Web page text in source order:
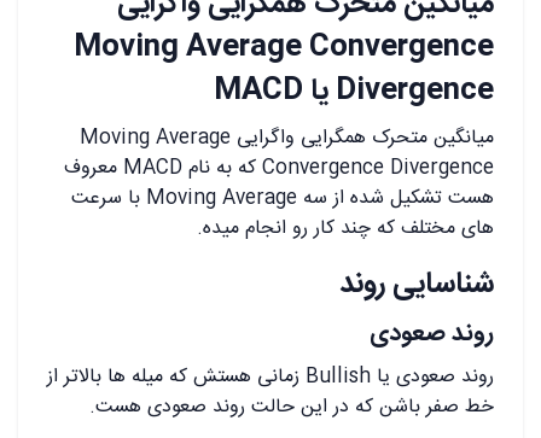
Moving Average Convergence
Divergence یا MACD
میانگین متحرک همگرایی واگرایی Moving Average
Convergence Divergence که به نام MACD معروف
هست تشکیل شده از سه Moving Average با سرعت
های مختلف که چند کار رو انجام میده.
شناسایی روند
روند صعودی
روند صعودی یا Bullish زمانی هستش که میله ها بالاتر از
خط صفر باشن که در این حالت روند صعودی هست.